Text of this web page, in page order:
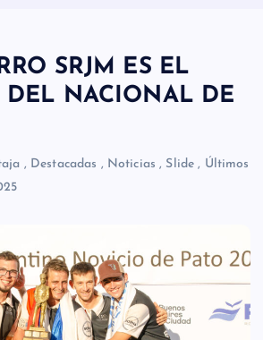
SRJM ES EL
DEL NACIONAL DE
, Destacadas , Noticias , Slide , Últimos